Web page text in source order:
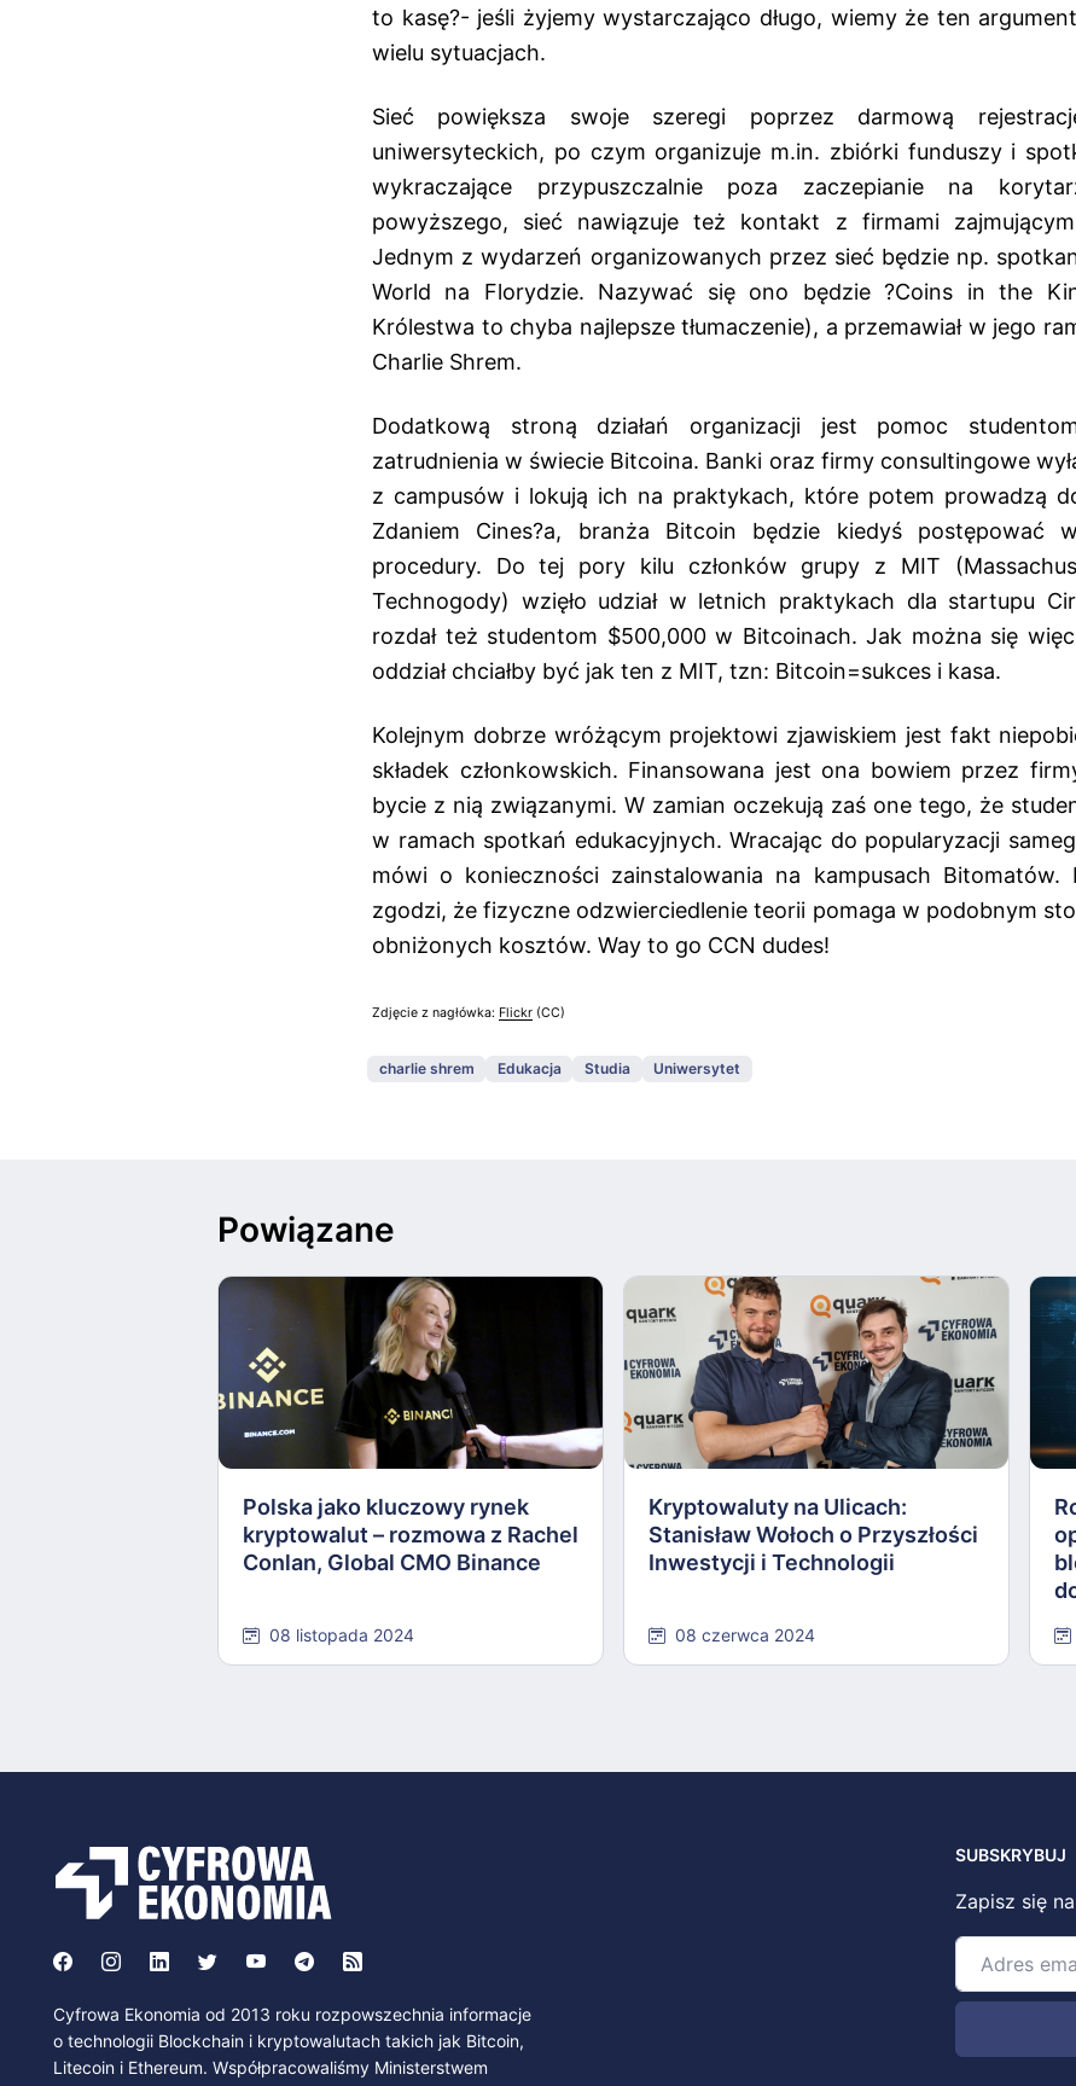
to kasę?- jeśli żyjemy wystarczająco długo, wiemy że ten
wielu sytuacjach.
Sieć powiększa swoje szeregi poprzez darmową
uniwersyteckich, po czym organizuje m.in. zbiórki funduszy i
wykraczające przypuszczalnie poza zaczepianie na
powyższego, sieć nawiązuje też kontakt z firmami
Jednym z wydarzeń organizowanych przez sieć będzie np.
World na Florydzie. Nazywać się ono będzie ?Coins in the
Królestwa to chyba najlepsze tłumaczenie), a przemawiał w jego
Charlie Shrem.
Dodatkową stroną działań organizacji jest pomoc
zatrudnienia w świecie Bitcoina. Banki oraz firmy consultingowe
z campusów i lokują ich na praktykach, które potem prowadzą
Zdaniem Cines?a, branża Bitcoin będzie kiedyś postępować
procedury. Do tej pory kilu członków grupy z MIT
Technogody) wzięło udział w letnich praktykach dla startupu
rozdał też studentom $500,000 w Bitcoinach. Jak można się
oddział chciałby być jak ten z MIT, tzn: Bitcoin=sukces i kasa.
Kolejnym dobrze wróżącym projektowi zjawiskiem jest fakt
składek członkowskich. Finansowana jest ona bowiem przez
bycie z nią związanymi. W zamian oczekują zaś one tego, że
w ramach spotkań edukacyjnych. Wracając do popularyzacji
mówi o konieczności zainstalowania na kampusach Bitomatów.
zgodzi, że fizyczne odzwierciedlenie teorii pomaga w podobnym
obniżonych kosztów. Way to go CCN dudes!
Zdjęcie z nagłówka: Flickr (CC)
charlie shrem Edukacja Studia Uniwersytet
Powiązane
Polska jako kluczowy rynek
kryptowalut – rozmowa z Rachel
Conlan, Global CMO Binance
08 listopada 2024
Kryptowaluty na Ulicach:
Stanisław Wołoch o Przyszłości
Inwestycji i Technologii
08 czerwca 2024
Cyfrowa Ekonomia od 2013 roku rozpowszechnia informacje
o technologii Blockchain i kryptowalutach takich jak Bitcoin,
Litecoin i Ethereum. Współpracowaliśmy Ministerstwem
SUBSKRYBUJ
Zapisz się